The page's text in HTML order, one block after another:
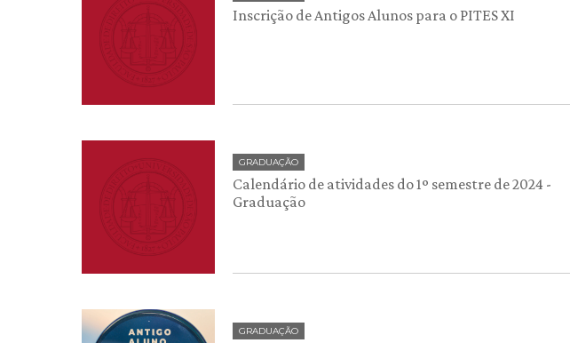
Inscrição de Antigos Alunos para o PITES XI
GRADUAÇÃO
Calendário de atividades do 1º semestre de 2024 -
Graduação
GRADUAÇÃO